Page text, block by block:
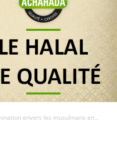
envers les musulmans en...